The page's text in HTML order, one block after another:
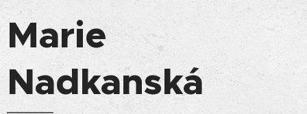
Marie
Nadkanská